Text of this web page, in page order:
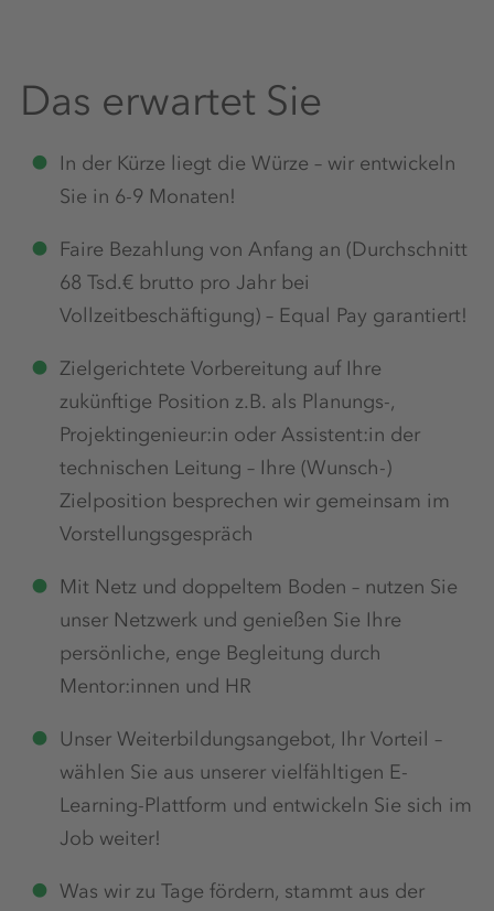
Das erwartet Sie
In der Kürze liegt die Würze – wir entwickeln
Sie in 6-9 Monaten!
Faire Bezahlung von Anfang an (Durchschnitt
68 Tsd.€ brutto pro Jahr bei
Vollzeitbeschäftigung) – Equal Pay garantiert!
Zielgerichtete Vorbereitung auf Ihre
zukünftige Position z.B. als Planungs-,
Projektingenieur:in oder Assistent:in der
technischen Leitung – Ihre (Wunsch-)
Zielposition besprechen wir gemeinsam im
Vorstellungsgespräch
Mit Netz und doppeltem Boden – nutzen Sie
unser Netzwerk und genießen Sie Ihre
persönliche, enge Begleitung durch
Mentor:innen und HR
Unser Weiterbildungsangebot, Ihr Vorteil –
wählen Sie aus unserer vielfähltigen E-
Learning-Plattform und entwickeln Sie sich im
Job weiter!
Was wir zu Tage fördern, stammt aus der